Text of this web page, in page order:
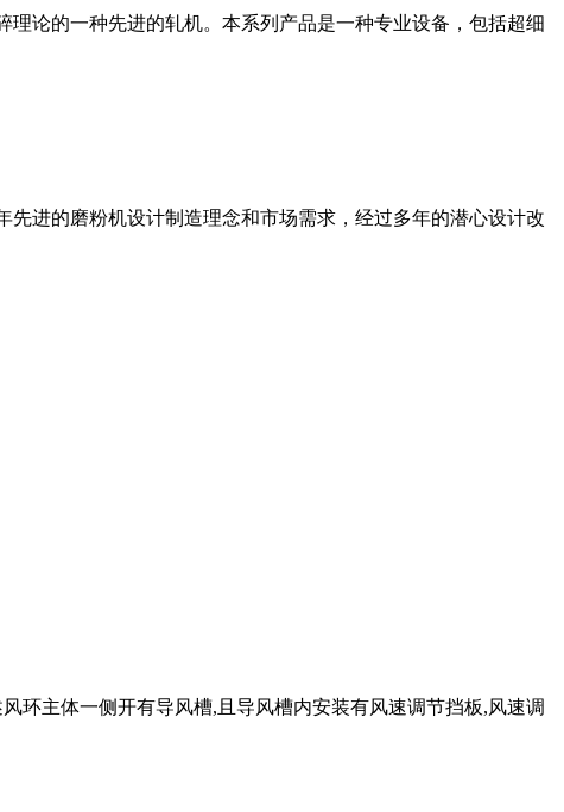
论的一种先进的轧机。本系列产品是一种专业设备，包括超细
进的磨粉机设计制造理念和市场需求，经过多年的潜心设计改
环主体一侧开有导风槽,且导风槽内安装有风速调节挡板,风速调